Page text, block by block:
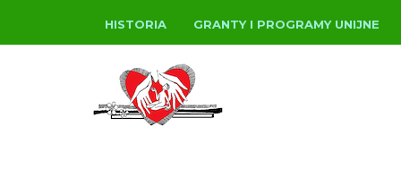
HISTORIA GRANTY I PROGRAMY UNIJNE